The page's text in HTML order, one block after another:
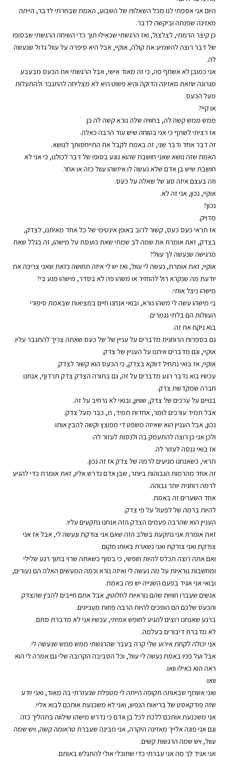
היום אני אספתי לנו מכל השאלות של השבוע, האמת שבחרתי לדבר, הייתה
מאזינה שפנתה וביקשה לדבר.
כן קיצר הרמתי, לצלצול, ואז הרגשתי שכאילו תוך כדי השיחה הרגשתי שבסופו
של דבר רוצה להשמיע את קולה, אוקיי, אבל היא סיפרה על עוול גדול שנעשה
לה.
אני כמובן לא אשתף פה, כי זה מאוד אישי, אבל הרגשתי את הכעס מבעבע
מגרונה שזאת מאזינה הדוקה והיא פשוט היא לא מצליחה להתגבר ולהתעלות
מעל הכעס.
או קיי?
ממש ממש קשה לה, בחוויה שלה נורא קשה לה כן.
אז רציתי לשתף כי אני בטוחה שיש עוד הרבה כאלה.
זה דבר אחד ודבר שני, זה באמת לקבל את התייחסותך לנושא.
האמת שזה נושא שאני חושבת שהוא נוגע בסופו של דבר לכולנו, כי אני לא
חושבת שיש בן אדם שלא נעשה לו איזשהו עוול כזה או אחר.
וזה בעצם איזה סוג של שאלה על כעס.
אוקיי, נכון, אני זה לא.
נכון?
מדויק.
אז תראי כעס כעס, קשור לרוב באופן אינטימי של כל אחד מאיתנו, לצדק,
בצדק, זאת אומרת את שמה לב שמתי שאת כועסת על מישהו, זה בגלל שאת
מרגישה שנעשה לך עוול?
אוקיי, זאת אומרת, נעשה לי עוול, ואז יש לי איזה תחושה כזאת שאני צריכה את
יודעת מה שנקרא רול להחזיר או משהו פה לא בסדר, מישהו פגע בי?
מישהו ניצל אותי.
בי מישהו עשה לי משהו נורא, ובואי אנחנו חיים במציאות שבאמת סיפורי
העוולות הם בלתי נגמרים.
בוא ניקח את זה.
גם בספרות הרוחנית מדברים על עניין של של כעס שאתה צריך להתגבר עליו.
אוקיי, וגם מדברים איתנו על העניין של צדק.
אוקיי, אז בואי נתחיל דווקא בצדק, כי הכעס הוא קשור לצדק.
עכשיו בוא נדבר רגע מדברים על זה, גם בתורה הצדק צדק תרדוף, אנחנו
חברה שמקדשת צדק.
בנויים על ערכים של צדק, שוויון, ובואי לא נרחיב על זה.
אבל תמיד עורכים לומר, אחדות תמיד, ת, כבר מעל צדק.
נכון, אבל העניין הוא שאיזה משפט די מפוצץ וקשה להבין אותו.
ולכן אני כן רוצה להתעמק בה ולנסות לעזור לה.
אז בואי ננסה לעזור לה.
תראי, כשאנחנו מגיעים לרמה של צדק אז זה נכון.
זה אחד מהרמות הגבוהות ביותר, שבן אדם נדרש אליו, זאת אומרת כדי להגיע
לרמה רוחנית יותר גבוהה.
אחד השערים זה באמת.
להיות ברמה של לפעול על פי צדק.
העניין הוא שהרבה פעמים הצדק הזה אנחנו נתקעים עליו.
זאת אומרת אני נתקעת בשלב הזה שאם אני צודקת ונעשה לי, אבל אז אני
צודקת ואני צודקת ואני נשארת באותו מקום.
ואם אתה רוצה תכלס להיות חופשי, כי בסוף כשאתה שרוי בתוך רגע שלילי
ומחשבות נוראיות על מה נעשה לי ואיזה נורא וכמה המעשים האלה הם נעורים,
ובואי אני אגיד בפעם השנייה יש פה באמת.
אנשים שעברו חוויות שהם נוראיות לחלוטין, אבל אתם חייבים להבין שהצדק
והכעס שלכם הם הופכים להיות הרבה פחות מעניינים.
ברגע שאנחנו רוצים להגיע לחופש אמיתי, עכשיו אני לא מדברת סתם.
לא מדברת דיבורים בעלמה.
אני יכולה לקחת אירוע שלי קרה בעבר שהרגשתי ממש ממש שנעשה לי.
אבל ועל פניו באמת נעשה לי עוול, וכל הסביבה הקרובה שלי גם אמרה לי הוא
ראה הוא כאילו וואו.
וואו.
ואני אשתף שבאותה תקופה הייתה לי מטפלת שנעזרתי בה מאוד, ואני יודע
שזה פודקאסט של בריאות הנפש, ואני לא משכנעת אותכם לבוא אליי.
אני משכנעת אותכם ללכת לכל בן אדם כי נדרש מישהו שילווה בתהליך כזה
וגם אני פונה אלייך מאזינה היקרה, אני מבינה שעברת טראומה קשה, ויש שמה
עוול, ויש שמה הרגשות קשים.
אני אגיד לך מה אני עברתי כדי שתוכלי אולי להתגלש באותם.